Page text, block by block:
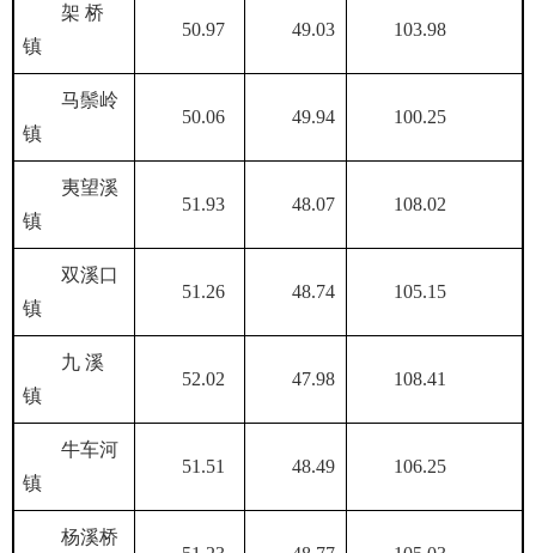
架 桥
镇
50.97 49.03 103.98
马鬃岭
镇
50.06 49.94 100.25
夷望溪
镇
51.93 48.07 108.02
双溪口
镇
51.26 48.74 105.15
九 溪
镇
52.02 47.98 108.41
牛车河
镇
51.51 48.49 106.25
杨溪桥